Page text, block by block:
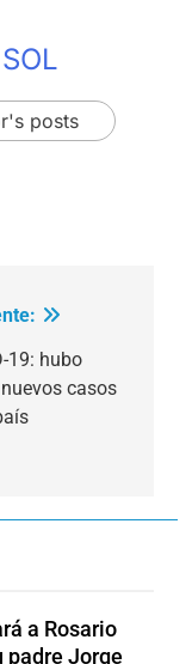
posts
19: hubo
casos
a Rosario
padre Jorge